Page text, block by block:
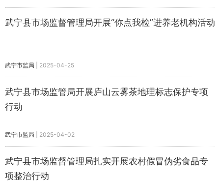
武宁县市场监督管理局开展“你点我检”进养老机构活动
武宁市监局 2025-04-25
武宁县市场监管局开展庐山云雾茶地理标志保护专项
行动
武宁市监局 2025-04-02
武宁县市场监督管理局扎实开展农村假冒伪劣食品专
项整治行动